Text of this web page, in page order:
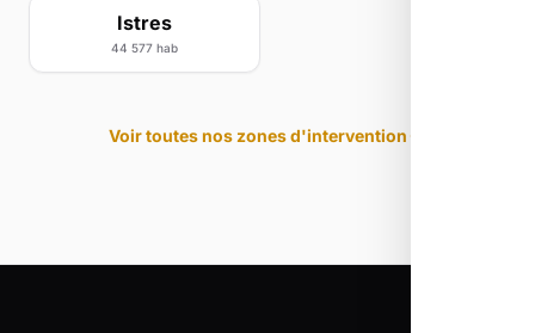
Istres
44 577 hab
Voir toutes nos zones d'intervention